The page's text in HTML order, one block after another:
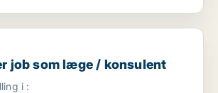
som læge / konsulent
job som læge / konsulent
i :